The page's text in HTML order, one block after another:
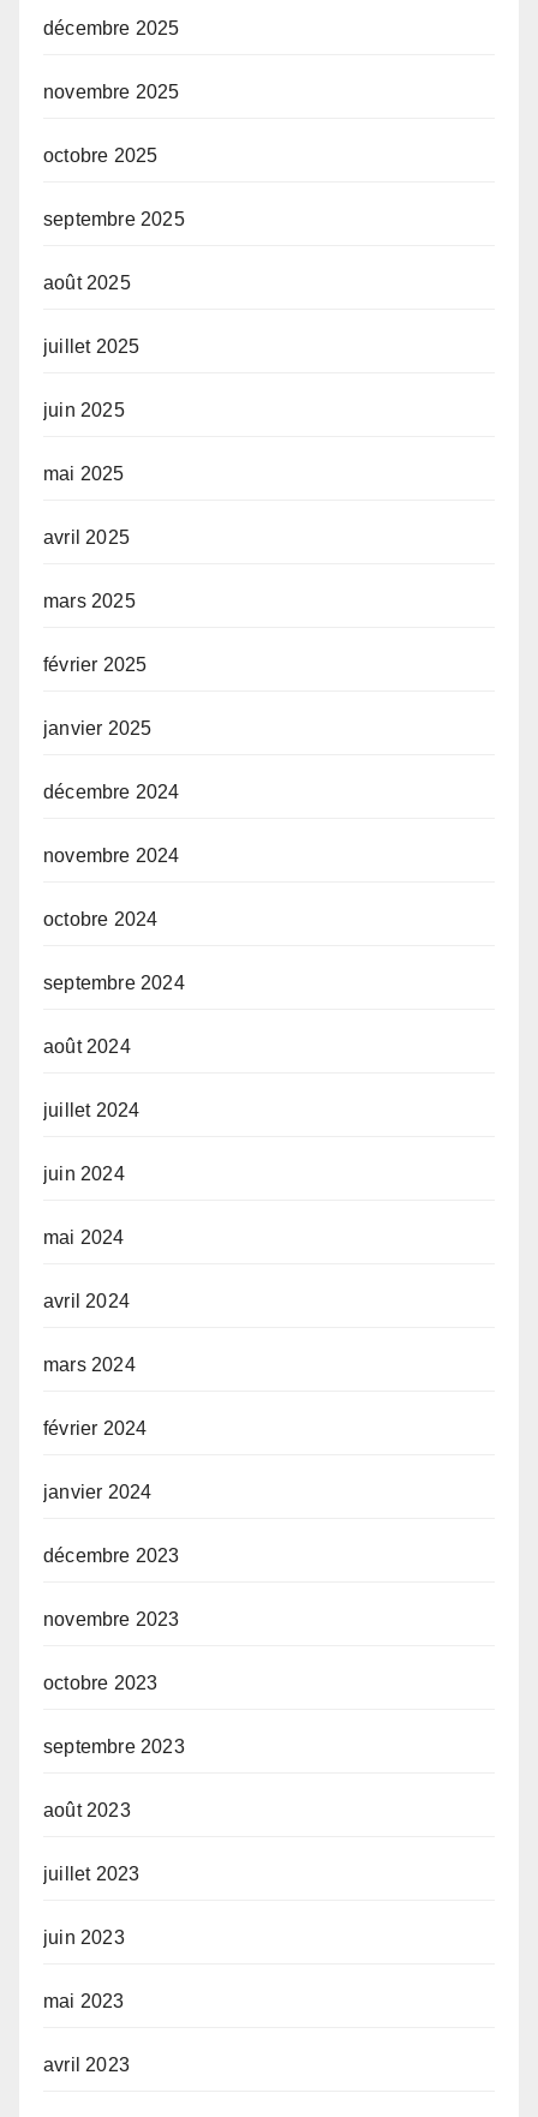
décembre 2025
novembre 2025
octobre 2025
septembre 2025
août 2025
juillet 2025
juin 2025
mai 2025
avril 2025
mars 2025
février 2025
janvier 2025
décembre 2024
novembre 2024
octobre 2024
septembre 2024
août 2024
juillet 2024
juin 2024
mai 2024
avril 2024
mars 2024
février 2024
janvier 2024
décembre 2023
novembre 2023
octobre 2023
septembre 2023
août 2023
juillet 2023
juin 2023
mai 2023
avril 2023